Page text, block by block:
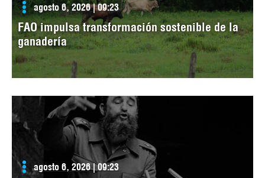
agosto 6, 2026 | 09:23
FAO impulsa transformación sostenible de la
ganadería
agosto 6, 2026 | 09:23